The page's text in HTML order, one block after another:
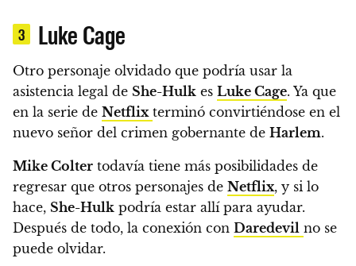
3 Luke Cage
Otro personaje olvidado que podría usar la
asistencia legal de She-Hulk es Luke Cage. Ya que
en la serie de Netflix terminó convirtiéndose en el
nuevo señor del crimen gobernante de Harlem.
Mike Colter todavía tiene más posibilidades de
regresar que otros personajes de Netflix, y si lo
hace, She-Hulk podría estar allí para ayudar.
Después de todo, la conexión con Daredevil no se
puede olvidar.